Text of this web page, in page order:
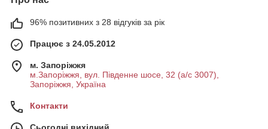
Включає в себе такі основні запчастини:
Маточина права в зборі ВК130-3104004-Б.
Маточина ліва в зборі ВК130-3104005-Б.
1. Підшипник зовнішній у зборі 7815К1/120-3104060.
2 Шпилька ліва 150В-3104051.
3. Маточина 431410-3104015.
4. Підшипник внутрішній у зборі 7517А (485434-П).
5. Гайка М20х1,5 250565-П8.
6. Маслоотражатель 130-3502146.
7. Кільце 120-3502149.
96% позитивних з 28 відгуків за рік
Працює з 24.05.2012
м. Запоріжжя
м.Запоріжжя, вул. Південне шосе, 32 (а/с 3007),
Запоріжжя, Україна
Контакти